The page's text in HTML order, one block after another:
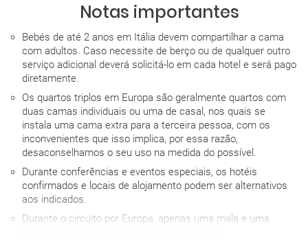
Notas importantes
Bebés de até 2 anos em Itália devem compartilhar a cama
com adultos. Caso necessite de berço ou de qualquer outro
serviço adicional deverá solicitá-lo em cada hotel e será pago
diretamente.
Os quartos triplos em Europa são geralmente quartos com
duas camas individuais ou uma de casal, nos quais se
instala uma cama extra para a terceira pessoa, com os
inconvenientes que isso implica, por essa razão,
desaconselhamos o seu uso na medida do possível.
Durante conferências e eventos especiais, os hotéis
confirmados e locais de alojamento podem ser alternativos
aos indicados.
Durante o circuito por Europa, apenas uma mala e uma